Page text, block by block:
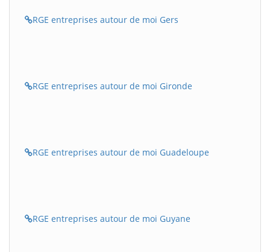
RGE entreprises autour de moi Gers
RGE entreprises autour de moi Gironde
RGE entreprises autour de moi Guadeloupe
RGE entreprises autour de moi Guyane